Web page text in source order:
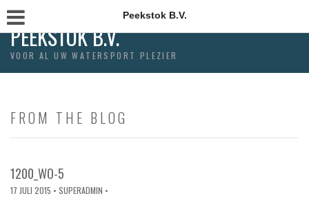
Peekstok B.V.
PEEKSTOK B.V.
VOOR AL UW WATERSPORT PLEZIER
FROM THE BLOG
1200_WO-5
17 JULI 2015 • SUPERADMIN •